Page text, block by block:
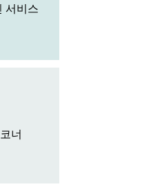
서비스
너